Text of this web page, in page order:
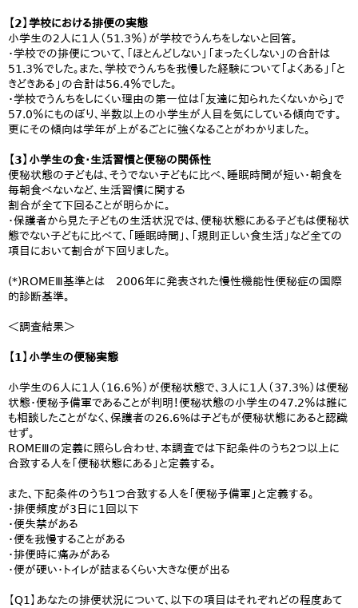
【2】学校における排便の実態
小学生の2人に1人（51.3％）が学校でうんちをしないと回答。
・学校での排便について、「ほとんどしない」「まったくしない」の合計は
51.3％でした。また、学校でうんちを我慢した経験について「よくある」「と
きどきある」の合計は56.4％でした。
・学校でうんちをしにくい理由の第一位は「友達に知られたくないから」で
57.0％にものぼり、半数以上の小学生が人目を気にしている傾向です。
更にその傾向は学年が上がるごとに強くなることがわかりました。
【3】小学生の食・生活習慣と便秘の関係性
便秘状態の子どもは、そうでない子どもに比べ、睡眠時間が短い・朝食を
毎朝食べないなど、生活習慣に関する
割合が全て下回ることが明らかに。
・保護者から見た子どもの生活状況では、便秘状態にある子どもは便秘状
態でない子どもに比べて、「睡眠時間」、「規則正しい食生活」など全ての
項目において割合が下回りました。
(*)ROMEⅢ基準とは 2006年に発表された慢性機能性便秘症の国際
的診断基準。
＜調査結果＞
【1】小学生の便秘実態
小学生の6人に1人（16.6％）が便秘状態で、3人に1人（37.3%）は便秘
状態・便秘予備軍であることが判明！便秘状態の小学生の47.2％は誰に
も相談したことがなく、保護者の26.6%は子どもが便秘状態にあると認識
せず。
ROMEⅢの定義に照らし合わせ、本調査では下記条件のうち2つ以上に
合致する人を「便秘状態にある」と定義する。
また、下記条件のうち1つ合致する人を「便秘予備軍」と定義する。
・排便頻度が3日に1回以下
・便失禁がある
・便を我慢することがある
・排便時に痛みがある
・便が硬い・トイレが詰まるくらい大きな便が出る
【Q1】あなたの排便状況について、以下の項目はそれぞれどの程度あて